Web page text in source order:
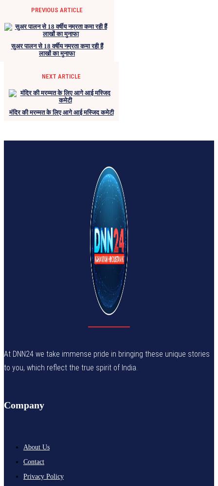
PREVIOUS ARTICLE
सुअर पालन से 18 वर्षीय नम्रता कमा रही हैं
लाखों का मुनाफा
NEXT ARTICLE
मंदिर की मरम्मत के लिए आगे आई मस्जिद कमेटी
At DNN24 we take immense pride in bringing these unique stories
to you, which reflect the true spirit of India.
Company
About Us
Contact
Privacy Policy